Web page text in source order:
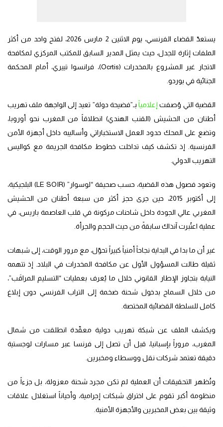
يستعدّ القضاء الفرنسي، يوم الاثنين 2 مارس 2026، لفتح واحد من أكثر
الملفات إثارة للجدل، حيث يمثل المدير السابق للمكتب المركزي لمكافحة
الاتجار غير المشروع بالمخدرات (Ocrtis)، فرانسوا تييري، أمام المحكمة
الجنائية في بوردو.
القضية التي وُصفت إعلامياً بـ”فضيحة دولة” تعيد إلى الواجهة ملف تهريب
أطنان من الحشيش (القنب الهندي) انطلاقاً من المغرب نحو أوروبا،
وتضع على المحك حدود العمل الاستخباراتي وأساليبه داخل أجهزة الأمن
الفرنسية. إذ تكشف كيف تداخلت خطوط مكافحة الجريمة مع كواليس
التهريب الدولي.
وتعود فصول هذه القضية، حسب صحيفة “لوسوار” (LE SOIR) البلجيكية،
إلى أكتوبر 2015، حين جرى حجز أكثر من سبعة أطنان من الحشيش
المغربي عالي الجودة داخل شاحنات مركونة في قلب العاصمة باريس، في
عملية اعتُبرت آنذاك سابقةً من حيث الحجم والجرأة.
غير أن ما بدا في البداية نجاحاً أمنياً كبيراً تحوّل، مع مرور الوقت، إلى شبهات
ثقيلة طالت المسؤول الأول عن مكافحة المخدرات في البلاد. إذ تتهمه
النيابة بتجاوز الإطار القانوني خلال ما يُعرف بعمليات “التسليم المراقَب”،
من خلال السماح بدخول شحنة ضخمة إلى التراب الفرنسي دون إبلاغ
كامل للسلطة القضائية المختصة.
ويكشف الملف عن شبكة تهريب دولية معقّدة انطلقت من شمال
المغرب، مروراً بإسبانيا، قبل أن تصل إلى فرنسا عبر مسارات لوجستية
دقيقة تعتمد شركات نقل ووسطاء ومخبرين.
وتُظهر التحقيقات أن العملية لم تكن مجرد شحنة معزولة، بل جزءاً من
منظومة أكبر تقوم على اختراق شبكات إجرامية، وأحياناً استغلال علاقات
وثيقة بين بعض المخبرين والأجهزة الأمنية.